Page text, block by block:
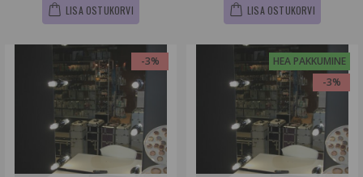
LISA OSTUKORVI LISA OSTUKORVI
-3%
HEA PAKKUMINE
-3%